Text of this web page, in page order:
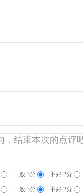
一般 3分 不好 2分
一般 3分 不好 2分